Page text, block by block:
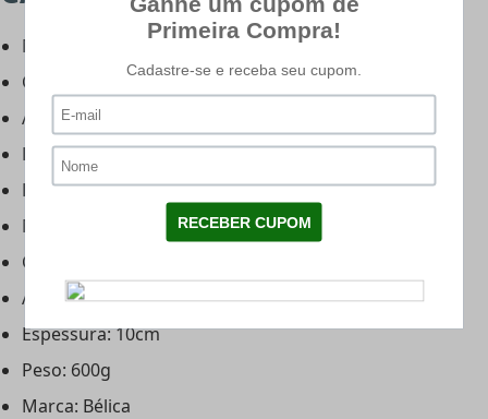
Mediadas do coldre cintura:
Comprimento: 22cm
Altura: 9,5cm
Espessura: 11cm
Peso: 375g
Medidas do coldre perna:
Comprimento: 34cm
Altura: 18cm
Espessura: 10cm
Peso: 600g
Marca: Bélica